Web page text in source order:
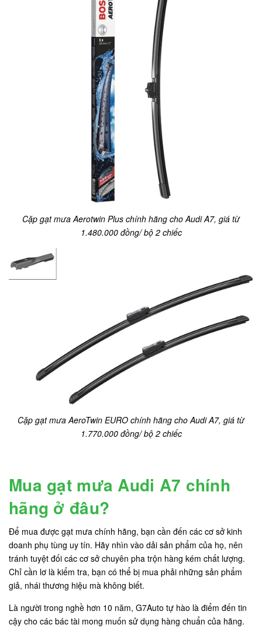
Cặp gạt mưa Aerotwin Plus chính hãng cho Audi A7, giá từ
1.480.000 đồng/ bộ 2 chiếc
Cặp gạt mưa AeroTwin EURO chính hãng cho Audi A7, giá từ
1.770.000 đồng/ bộ 2 chiếc
Mua gạt mưa Audi A7 chính
hãng ở đâu?
Để mua được gạt mưa chính hãng, bạn cần đến các cơ sở kinh
doanh phụ tùng uy tín. Hãy nhìn vào dải sản phẩm của họ, nên
tránh tuyệt đối các cơ sở chuyên pha trộn hàng kém chất lượng.
Chỉ cần lơ là kiểm tra, bạn có thể bị mua phải những sản phẩm
giả, nhái thương hiệu mà không biết.
Là người trong nghề hơn 10 năm, G7Auto tự hào là điểm đến tin
cậy cho các bác tài mong muốn sử dụng hàng chuẩn của hãng.